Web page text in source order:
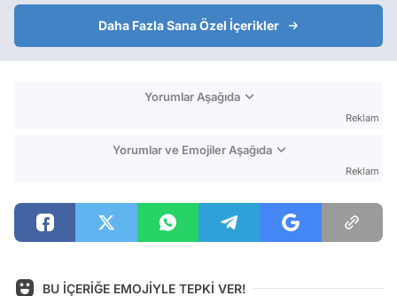
Daha Fazla Sana Özel İçerikler
Yorumlar Aşağıda
Reklam
Yorumlar ve Emojiler Aşağıda
Reklam
BU İÇERİĞE EMOJİYLE TEPKİ VER!